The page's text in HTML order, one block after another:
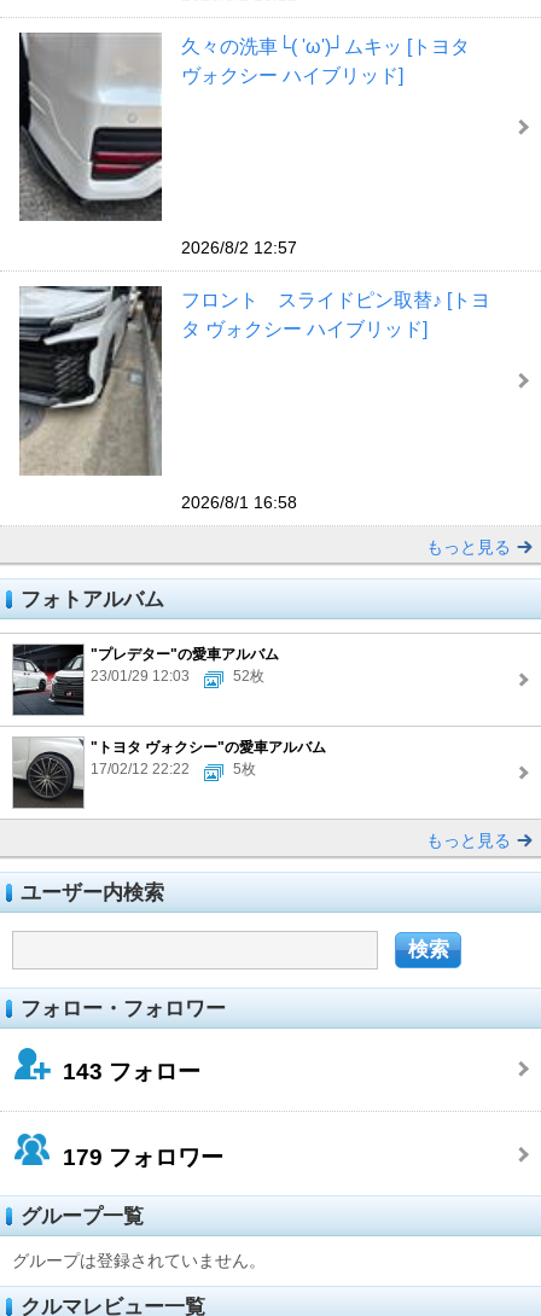
久々の洗車└( 'ω')┘ムキッ [トヨタ
ヴォクシー ハイブリッド]
2026/8/2 12:57
フロント スライドピン取替♪ [トヨ
タ ヴォクシー ハイブリッド]
2026/8/1 16:58
もっと見る
フォトアルバム
"プレデター"の愛車アルバム
23/01/29 12:03
52枚
"トヨタ ヴォクシー"の愛車アルバム
17/02/12 22:22
5枚
もっと見る
ユーザー内検索
フォロー・フォロワー
143 フォロー
179 フォロワー
グループ一覧
グループは登録されていません。
クルマレビュー一覧